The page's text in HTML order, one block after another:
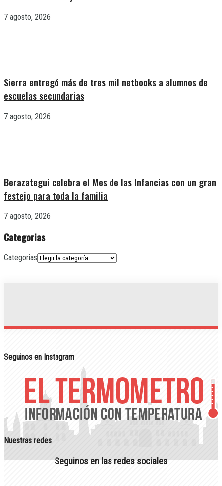
7 agosto, 2026
Sierra entregó más de tres mil netbooks a alumnos de
escuelas secundarias
7 agosto, 2026
Berazategui celebra el Mes de las Infancias con un gran
festejo para toda la familia
7 agosto, 2026
Categorias
Categorias
Seguinos en Instagram
Nuestras redes
Seguinos en las redes sociales